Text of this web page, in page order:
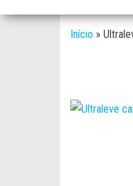
Início »